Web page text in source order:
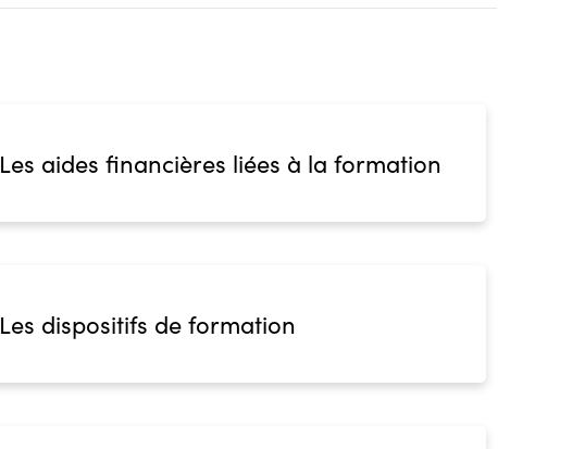
Les aides financières liées à la formation
Les dispositifs de formation